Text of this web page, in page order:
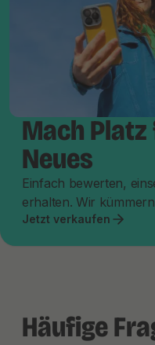
Mach
Neues
Einfach bewerten,
erhalten. Wir
Jetzt verkaufen
Häufige